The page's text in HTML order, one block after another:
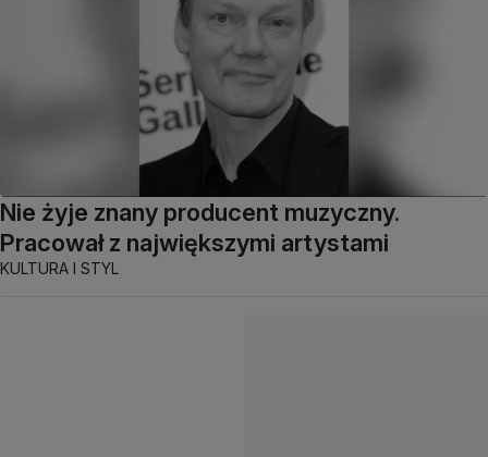
Nie żyje znany producent muzyczny.
Pracował z największymi artystami
KULTURA I STYL